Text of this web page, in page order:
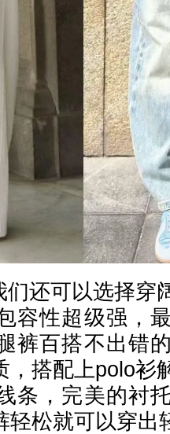
还可以选择穿
容性超级强，
裤百搭不出错
，搭配上polo衫
条，完美的衬
轻松就可以穿出